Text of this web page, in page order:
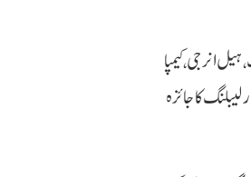
انرجی، کیمپا
کا جائزہ